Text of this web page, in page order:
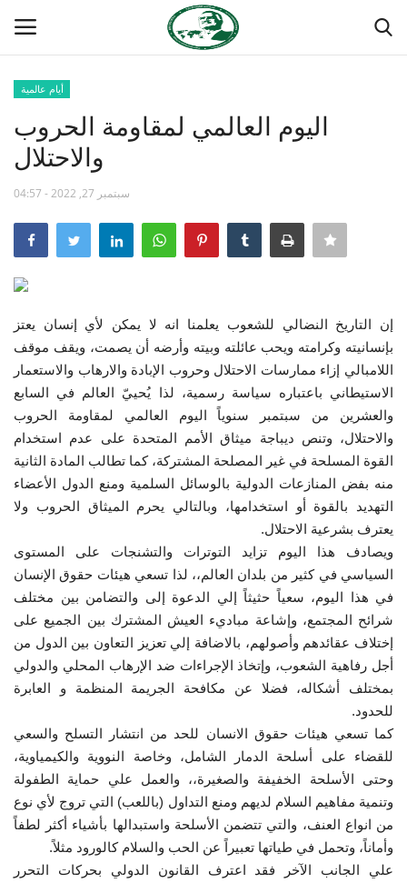
الصفحة الرئيسية
منتدى ناصر الدولي
مصر
فريق العمل
إرث جمال عبدالناصر
أخبار
منحة ناصر للقيادة الدولية
مرجعياتنا
المواطن العالمي
فرص
وثائق
الفيديوهات
أيام عالمية
اليوم العالمي لمقاومة الحروب
والاحتلال
سبتمبر 27, 2022 - 04:57
إن التاريخ النضالي للشعوب يعلمنا انه لا يمكن لأي إنسان يعتز
بإنسانيته وكرامته ويحب عائلته وبيته وأرضه أن يصمت، ويقف موقف
اللامبالي إزاء ممارسات الاحتلال وحروب الإبادة والارهاب والاستعمار
الاستيطاني باعتباره سياسة رسمية، لذا يُحييّ العالم في السابع
والعشرين من سبتمبر سنوياً اليوم العالمي لمقاومة الحروب
والاحتلال، وتنص ديباجة ميثاق الأمم المتحدة على عدم استخدام
القوة المسلحة في غير المصلحة المشتركة، كما تطالب المادة الثانية
منه بفض المنازعات الدولية بالوسائل السلمية ومنع الدول الأعضاء
التهديد بالقوة أو استخدامها، وبالتالي يحرم الميثاق الحروب ولا
يعترف بشرعية الاحتلال.
ويصادف هذا اليوم تزايد التوترات والتشنجات على المستوى
السياسي في كثير من بلدان العالم،، لذا تسعي هيئات حقوق الإنسان
في هذا اليوم، سعياً حثيثاً إلي الدعوة إلى والتضامن بين مختلف
شرائح المجتمع، وإشاعة مباديء العيش المشترك بين الجميع على
إختلاف عقائدهم وأصولهم، بالاضافة إلي تعزيز التعاون بين الدول من
أجل رفاهية الشعوب، وإتخاذ الإجراءات ضد الإرهاب المحلي والدولي
بمختلف أشكاله، فضلا عن مكافحة الجريمة المنظمة و العابرة
للحدود.
كما تسعي هيئات حقوق الانسان للحد من انتشار التسلح والسعي
للقضاء على أسلحة الدمار الشامل، وخاصة النووية والكيمياوية،
وحتى الأسلحة الخفيفة والصغيرة،، والعمل علي حماية الطفولة
وتنمية مفاهيم السلام لديهم ومنع التداول (باللعب) التي تروج لأي نوع
من انواع العنف، والتي تتضمن الأسلحة واستبدالها بأشياء أكثر لطفاً
وأماناً، وتحمل في طياتها تعبيراً عن الحب والسلام كالورود مثلاً.
علي الجانب الآخر فقد اعترف القانون الدولي بحركات التحرر